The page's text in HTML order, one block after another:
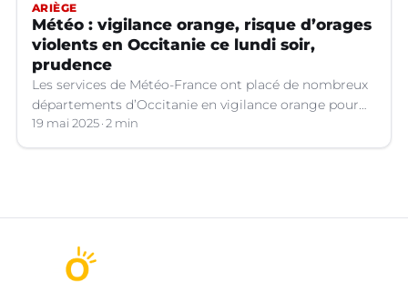
ARIÈGE
Météo : vigilance orange, risque d’orages
violents en Occitanie ce lundi soir,
prudence
Les services de Météo-France ont placé de nombreux
départements d’Occitanie en vigilance orange pour
les orages violents.
19 mai 2025 2 min